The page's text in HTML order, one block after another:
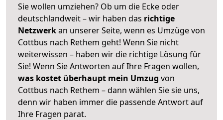
Sie wollen umziehen? Ob um die Ecke oder
deutschlandweit – wir haben das richtige
Netzwerkan unserer Seite, wenn es Umzüge von
Cottbus nach Rethem geht! Wenn Sie nicht
weiterwissen – haben wir die richtige Lösung für
Sie! Wenn Sie Antworten auf Ihre Fragen wollen,
was kostet überhaupt mein Umzug von
Cottbus nach Rethem – dann wählen Sie sie uns,
denn wir haben immer die passende Antwort auf
Ihre Fragen parat.